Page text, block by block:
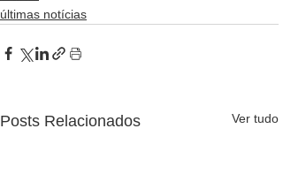
últimas notícias
Posts Relacionados Ver tudo